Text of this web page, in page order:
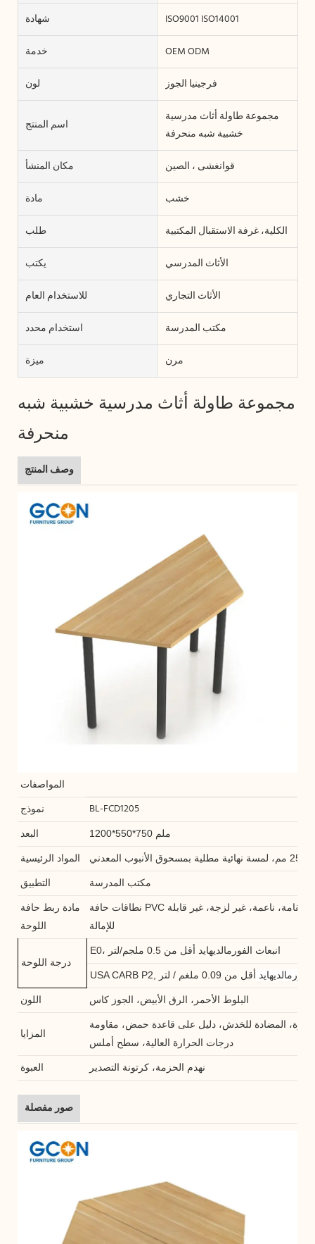
شهادة
ISO9001 ISO14001
خدمة
OEM ODM
لون
فرجينيا الجوز
اسم المنتج
مجموعة طاولة أثاث مدرسية
خشبية شبه منحرفة
مكان المنشأ
قوانغشى ، الصين
مادة
خشب
طلب
الكلية، غرفة الاستقبال المكتبية
يكتب
الأثاث المدرسي
للاستخدام العام
الأثاث التجاري
استخدام محدد
مكتب المدرسة
ميزة
مرن
مجموعة طاولة أثاث مدرسية خشبية شبه
منحرفة
وصف المنتج
المواصفات
نموذج BL-FCD1205
البعد 1200*550*750 ملم
المواد الرئيسية
التطبيق مكتب المدرسة
مادة ربط حافة
اللوحة
نطاقات حافة PVC مقاس 2 مم مع لون مماثل، استقامة، ناعمة، غير لزجة، غير قابلة
للإمالة
درجة اللوحة
E0، انبعاث الفورمالديهايد أقل من 0.5 ملجم/لتر
USA CARB P2, أقل من 0.09 ملغم / لتر
اللون البلوط الأحمر، الرق الأبيض، الجوز كاس
المزايا
المضادة للخدش، دليل على قاعدة حمض، مقاومة
درجات الحرارة العالية، سطح أملس
العبوة نهدم الحزمة، كرتونة التصدير
صور مفصلة